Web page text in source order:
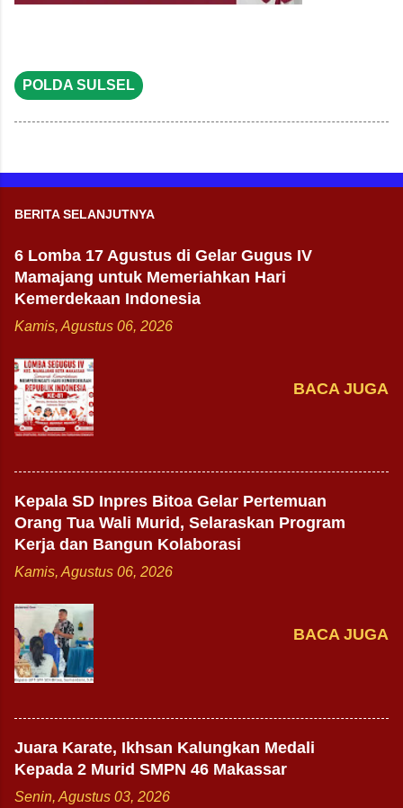
POLDA SULSEL
BERITA SELANJUTNYA
6 Lomba 17 Agustus di Gelar Gugus IV
Mamajang untuk Memeriahkan Hari
Kemerdekaan Indonesia
Kamis, Agustus 06, 2026
BACA JUGA
Kepala SD Inpres Bitoa Gelar Pertemuan
Orang Tua Wali Murid, Selaraskan Program
Kerja dan Bangun Kolaborasi
Kamis, Agustus 06, 2026
BACA JUGA
Juara Karate, Ikhsan Kalungkan Medali
Kepada 2 Murid SMPN 46 Makassar
Senin, Agustus 03, 2026